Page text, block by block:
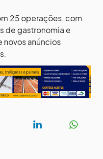
25 operações, com
de gastronomia e
novos anúncios